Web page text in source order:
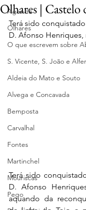
Agenda
Olhares
O que escrevem sobre
S. Vicente, S. João e
Aldeia do Mato e Souto
Alvega e Concavada
Bemposta
Carvalhal
Fontes
Martinchel
Mouriscas
Pego
Olhares | Castelo
Terá sido
D. Afonso Henriques,
Terá sido
D. Afonso
aquando da